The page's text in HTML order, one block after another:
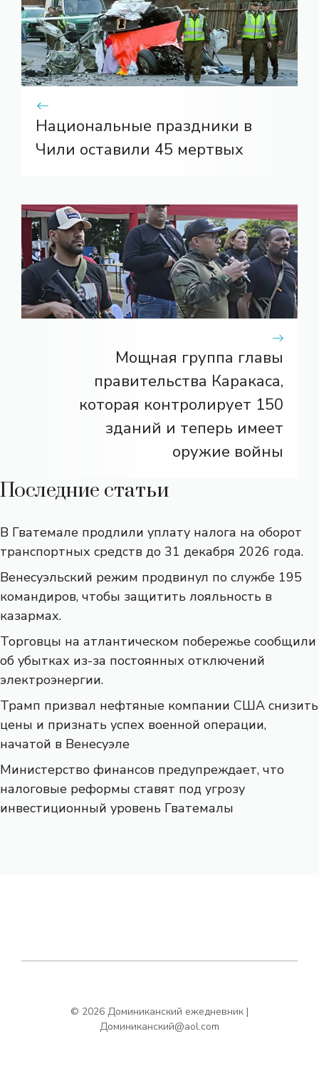
Национальные праздники в
Чили оставили 45 мертвых
Мощная группа главы
правительства Каракаса,
которая контролирует 150
зданий и теперь имеет
оружие войны
Последние статьи
В Гватемале продлили уплату налога на оборот
транспортных средств до 31 декабря 2026 года.
Венесуэльский режим продвинул по службе 195
командиров, чтобы защитить лояльность в
казармах.
Торговцы на атлантическом побережье сообщили
об убытках из-за постоянных отключений
электроэнергии.
Трамп призвал нефтяные компании США снизить
цены и признать успех военной операции,
начатой ​​в Венесуэле
Министерство финансов предупреждает, что
налоговые реформы ставят под угрозу
инвестиционный уровень Гватемалы
© 2026 Доминиканский ежедневник |
Доминиканский@aol.com